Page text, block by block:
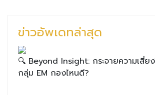
ข่าวอัพเดทล่าสุด
🔍 Beyond Insight: กระจายความเสี่ย
กลุ่ม EM กองไหนดี?